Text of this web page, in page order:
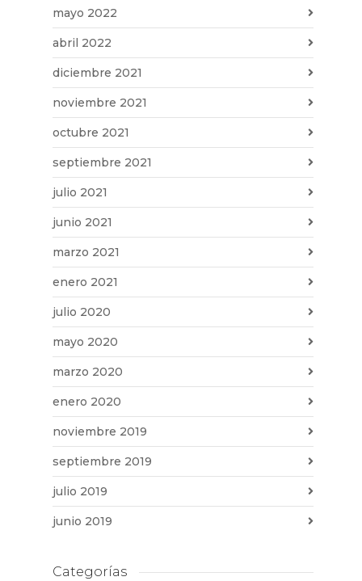
mayo 2022
abril 2022
diciembre 2021
noviembre 2021
octubre 2021
septiembre 2021
julio 2021
junio 2021
marzo 2021
enero 2021
julio 2020
mayo 2020
marzo 2020
enero 2020
noviembre 2019
septiembre 2019
julio 2019
junio 2019
Categorías